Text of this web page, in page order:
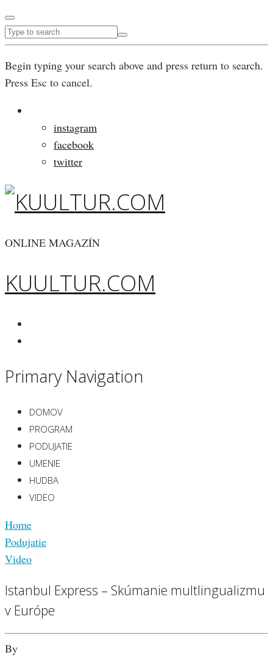
Begin typing your search above and press return to search.
Press Esc to cancel.
instagram
facebook
twitter
ONLINE MAGAZÍN
KUULTUR.COM
Primary Navigation
DOMOV
PROGRAM
PODUJATIE
UMENIE
HUDBA
VIDEO
Home
Podujatie
Video
Istanbul Express – Skúmanie multlingualizmu
v Európe
By